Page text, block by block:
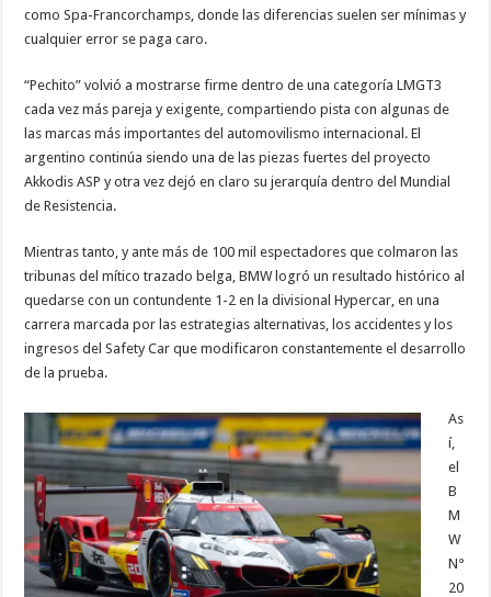
como Spa-Francorchamps, donde las diferencias suelen ser mínimas y
cualquier error se paga caro.
“Pechito” volvió a mostrarse firme dentro de una categoría LMGT3
cada vez más pareja y exigente, compartiendo pista con algunas de
las marcas más importantes del automovilismo internacional. El
argentino continúa siendo una de las piezas fuertes del proyecto
Akkodis ASP y otra vez dejó en claro su jerarquía dentro del Mundial
de Resistencia.
Mientras tanto, y ante más de 100 mil espectadores que colmaron las
tribunas del mítico trazado belga, BMW logró un resultado histórico al
quedarse con un contundente 1-2 en la divisional Hypercar, en una
carrera marcada por las estrategias alternativas, los accidentes y los
ingresos del Safety Car que modificaron constantemente el desarrollo
de la prueba.
As
í,
el
B
M
W
N°
20